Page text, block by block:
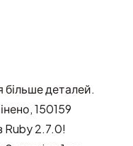
більше деталей.
150159
Ruby 2.7.0!